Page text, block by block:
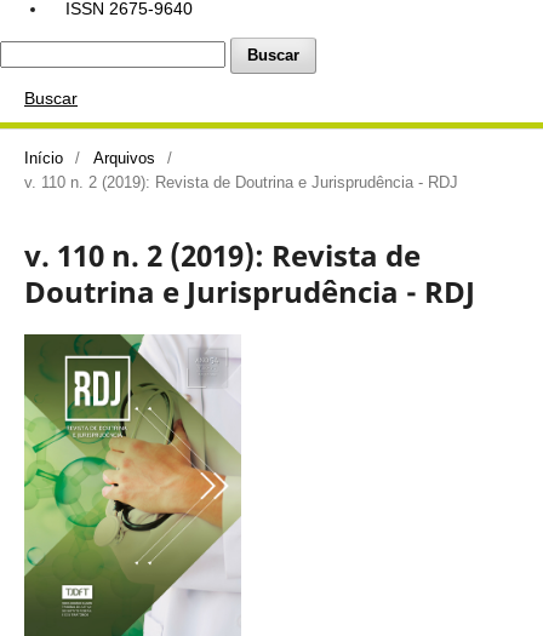
ISSN 2675-9640
Buscar
Buscar
Início / Arquivos
/
v. 110 n. 2 (2019): Revista de Doutrina e Jurisprudência - RDJ
v. 110 n. 2 (2019): Revista de
Doutrina e Jurisprudência - RDJ